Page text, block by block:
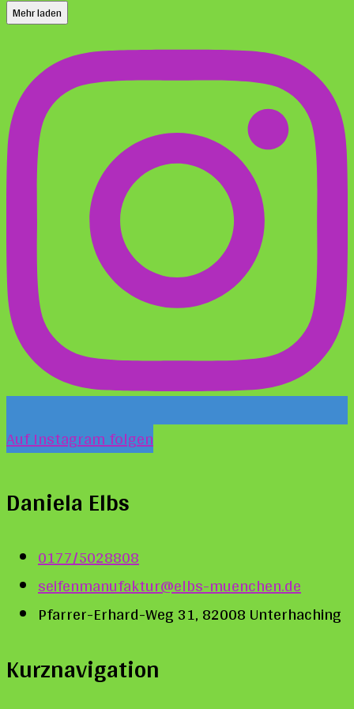
Mehr laden
Auf Instagram folgen
Daniela Elbs
0177/5028808
seifenmanufaktur@elbs-muenchen.de
Pfarrer-Erhard-Weg 31, 82008 Unterhaching
Kurznavigation